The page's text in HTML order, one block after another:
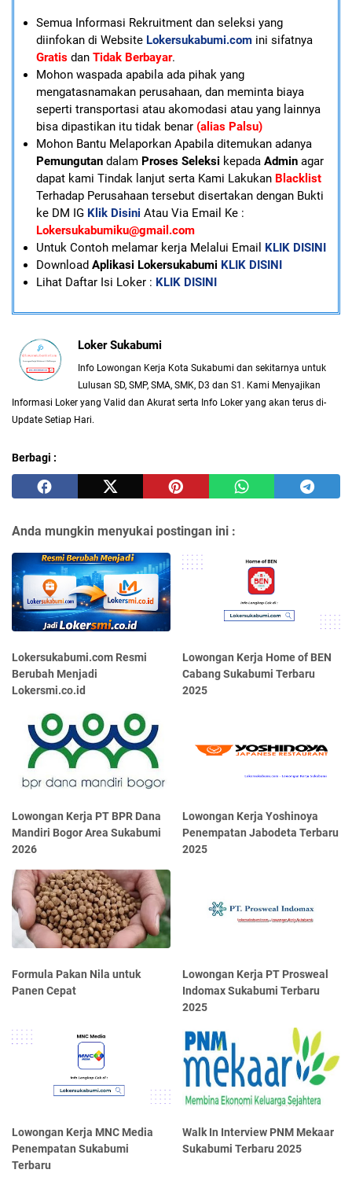
Semua Informasi Rekruitment dan seleksi yang
diinfokan di Website Lokersukabumi.comini sifatnya
Gratisdan Tidak Berbayar.
Mohon waspada apabila ada pihak yang
mengatasnamakan perusahaan, dan meminta biaya
seperti transportasi atau akomodasi atau yang lainnya
bisa dipastikan itu tidak benar (alias Palsu)
Mohon Bantu Melaporkan Apabila ditemukan adanya
Pemungutandalam Proses Seleksi kepada Adminagar
dapat kami Tindak lanjut serta Kami LakukanBlacklist
Terhadap Perusahaan tersebut disertakan dengan Bukti
ke DM IG Klik Disini Atau Via Email Ke :
Lokersukabumiku@gmail.com
Untuk Contoh melamar kerja Melalui Email KLIK DISINI
Download Aplikasi Lokersukabumi KLIK DISINI
Lihat Daftar Isi Loker : KLIK DISINI
Loker Sukabumi
Info Lowongan Kerja Kota Sukabumi dan sekitarnya untuk
Lulusan SD, SMP, SMA, SMK, D3 dan S1. Kami Menyajikan
Informasi Loker yang Valid dan Akurat serta Info Loker yang akan terus di-
Update Setiap Hari.
Berbagi :
Anda mungkin menyukai postingan ini :
Lokersukabumi.com Resmi
Berubah Menjadi
Lokersmi.co.id
Lowongan Kerja Home of BEN
Cabang Sukabumi Terbaru
2025
Lowongan Kerja PT BPR Dana
Mandiri Bogor Area Sukabumi
2026
Lowongan Kerja Yoshinoya
Penempatan Jabodeta Terbaru
2025
Formula Pakan Nila untuk
Panen Cepat
Lowongan Kerja PT Prosweal
Indomax Sukabumi Terbaru
2025
Lowongan Kerja MNC Media
Penempatan Sukabumi
Terbaru
Walk In Interview PNM Mekaar
Sukabumi Terbaru 2025